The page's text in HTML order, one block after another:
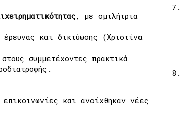
, με ομιλήτρια
και δικτύωσης (Χριστίνα
συμμετέχοντες πρακτικά
και ανοίχθηκαν νέες